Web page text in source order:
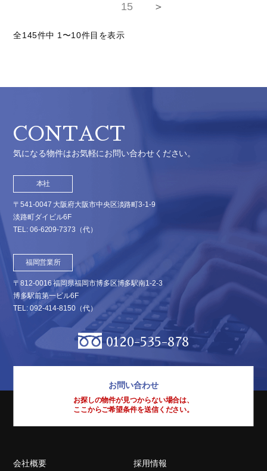
15
＞
全145件中 1〜10件目を表示
CONTACT
気になる物件はお気軽にお問い合わせください。
本社
〒541-0047 大阪府大阪市中央区淡路町3-1-9
淡路町ダイビル6F
TEL: 06-6209-7373 （代）
福岡営業所
〒812-0016 福岡県福岡市博多区博多駅南1-2-3
博多駅前第一ビル6F
TEL: 092-414-8150（代）
0120-535-878
お問い合わせ
お探しの物件が見つからない場合は、
ここからご希望条件を送信ください。
会社概要 採用情報